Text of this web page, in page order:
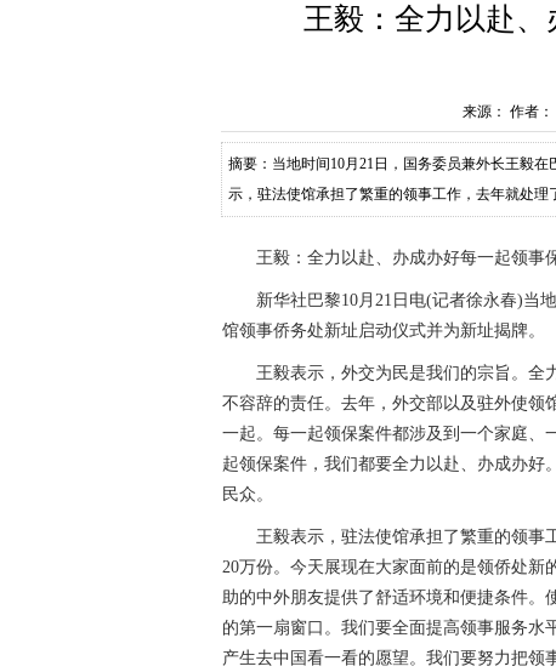
王毅：全力以赴
来源： 作者：
摘要：当地时间10月21日，国务委员兼外长王毅
示，驻法使馆承担了繁重的领事工作，去年就处理
王毅：全力以赴、办成办好每一起领事
新华社巴黎10月21日电(记者徐永春)当地
馆领事侨务处新址启动仪式并为新址揭牌。
王毅表示，外交为民是我们的宗旨。全
不容辞的责任。去年，外交部以及驻外使领
一起。每一起领保案件都涉及到一个家庭、
起领保案件，我们都要全力以赴、办成办好
民众。
王毅表示，驻法使馆承担了繁重的领事工
20万份。今天展现在大家面前的是领侨处
助的中外朋友提供了舒适环境和便捷条件。
的第一扇窗口。我们要全面提高领事服务水
产生去中国看一看的愿望。我们要努力把领